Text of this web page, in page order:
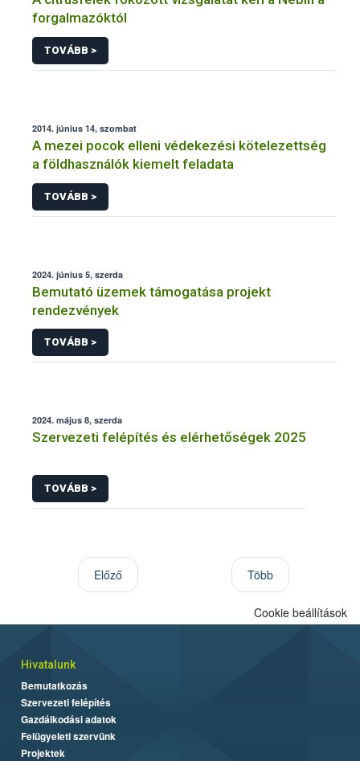
forgalmazóktól
TOVÁBB >
2014. június 14, szombat
A mezei pocok elleni védekezési kötelezettség
a földhasználók kiemelt feladata
TOVÁBB >
2024. június 5, szerda
Bemutató üzemek támogatása projekt
rendezvények
TOVÁBB >
2024. május 8, szerda
Szervezeti felépítés és elérhetőségek 2025
TOVÁBB >
Előző Több
Cookie beállítások
Hivatalunk
Bemutatkozás
Szervezeti felépítés
Gazdálkodási adatok
Felügyeleti szervünk
Projektek